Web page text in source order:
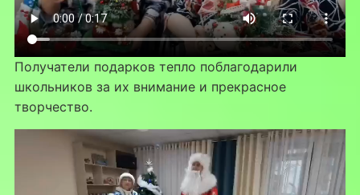
Получатели подарков тепло поблагодарили
школьников за их внимание и прекрасное
творчество.